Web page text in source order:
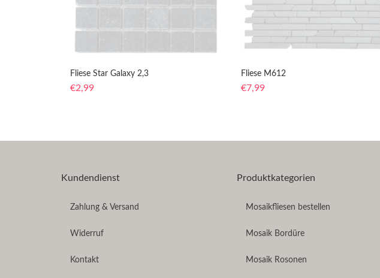
Fliese Star Galaxy 2,3
€2,99
Fliese M612
€7,99
Kundendienst
Zahlung & Versand
Widerruf
Kontakt
Produktkategorien
Mosaikfliesen bestellen
Mosaik Bordüre
Mosaik Rosonen